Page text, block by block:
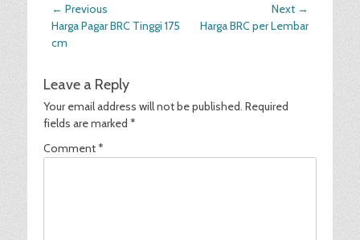
Post
navigation
← Previous
Previous
post:
Harga Pagar BRC Tinggi 175
cm
Next →
NextHarga BRC per Lembar
Leave a Reply
Your email address will not be published. Required
fields are marked *
Comment*